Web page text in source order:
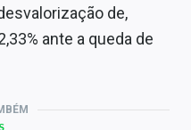
de,
ante a queda de